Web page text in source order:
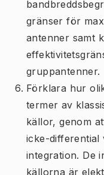
gränser för
antenner samt
gruppantenner.
Förklara hur
termer av
källor, genom
icke-differential
integration. De
källorna är